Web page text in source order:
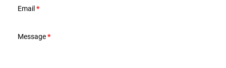
Email *
Message*